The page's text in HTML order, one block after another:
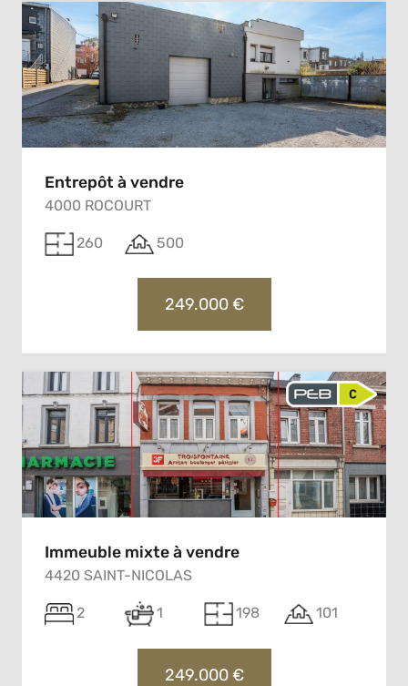
Entrepôt à vendre
4000 ROCOURT
260 500
249.000 €
Immeuble mixte à vendre
4420 SAINT-NICOLAS
2 1 198 101
249.000 €